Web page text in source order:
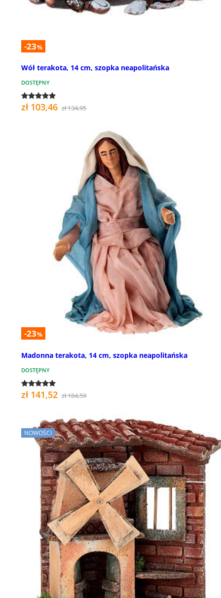
-23%
Wół terakota, 14 cm, szopka neapolitańska
DOSTĘPNY
zł 103,46 zł 134,95
-23%
Madonna terakota, 14 cm, szopka neapolitańska
DOSTĘPNY
zł 141,52 zł 184,59
NOWOŚCI